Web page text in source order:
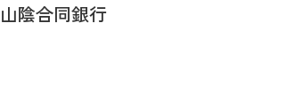
山陰合同銀行